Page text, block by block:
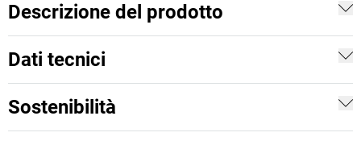
Descrizione del prodotto
Dati tecnici
Sostenibilità